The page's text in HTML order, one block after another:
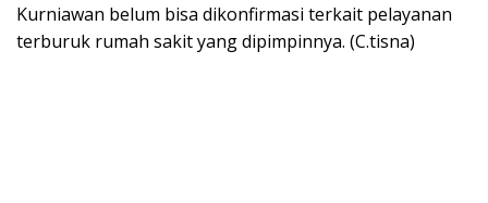
Kurniawan belum bisa dikonfirmasi terkait pelayanan
terburuk rumah sakit yang dipimpinnya. (C.tisna)